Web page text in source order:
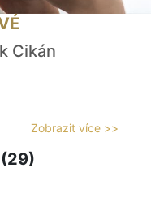
Cikán
Zobrazit více >>
(29)